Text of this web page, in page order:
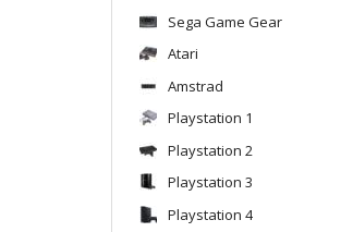
Sega Game Gear
Atari
Amstrad
Playstation 1
Playstation 2
Playstation 3
Playstation 4